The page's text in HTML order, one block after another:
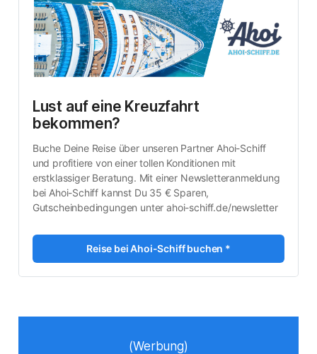
Lust auf eine Kreuzfahrt
bekommen?
Buche Deine Reise über unseren Partner Ahoi-Schiff
und profitiere von einer tollen Konditionen mit
erstklassiger Beratung. Mit einer Newsletteranmeldung
bei Ahoi-Schiff kannst Du 35 € Sparen,
Gutscheinbedingungen unter ahoi-schiff.de/newsletter
Reise bei Ahoi-Schiff buchen *
(Werbung)